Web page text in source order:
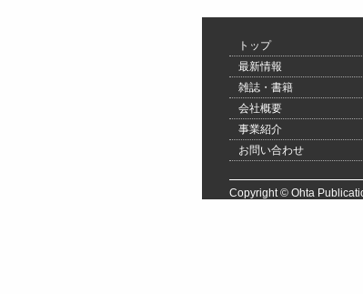
トップ
最新情報
雑誌・書籍
会社概要
事業紹介
お問い合わせ
Copyright © Ohta